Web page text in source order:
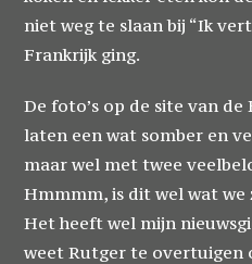
niet weg te slaan bij “Ik
Frankrijk ging.
De foto’s op de site van
laten een wat somber en
maar wel met twee
Hmmmm, is dit wel wat we
Het heeft wel mijn
weet Rutger te overtuigen